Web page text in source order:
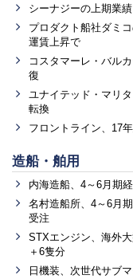
シーナジーの上期業
プロダクト船社ダミ
運賃上昇で
コスタマーレ・バル
復
ユナイテッド・マリ
転換
フロントライン、17
造船・舶用
内海造船、4～6月期
名村造船所、4～6月
受注
STXエンジン、海外
＋6隻分
日機装、次世代サブ